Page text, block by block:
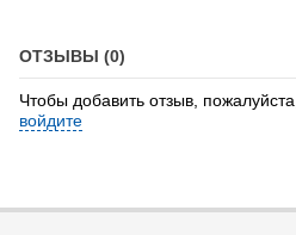
ОТЗЫВЫ (0)
Чтобы добавить отзыв, пожалуйста,
войдите